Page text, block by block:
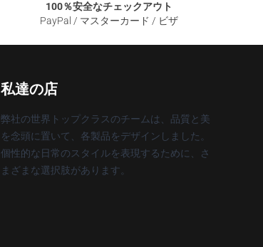
100％安全なチェックアウト
PayPal / マスターカード / ビザ
私達の店
弊社の世界トップクラスのチームは、品質と美
を念頭に置いて、各製品をデザインしました。
個性的な日常のスタイルを表現するために、さ
まざまな選択肢があります。